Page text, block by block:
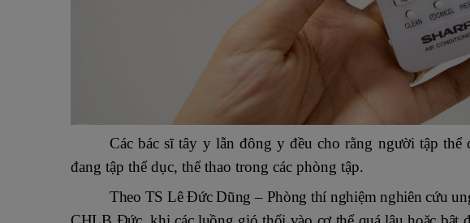
Các bác sĩ tây y lẫn đông y đều cho rằng người tập
đang tập thể dục, thể thao trong các phòng tập.
Theo TS Lê Đức Dũng – Phòng thí nghiệm nghiên cứu